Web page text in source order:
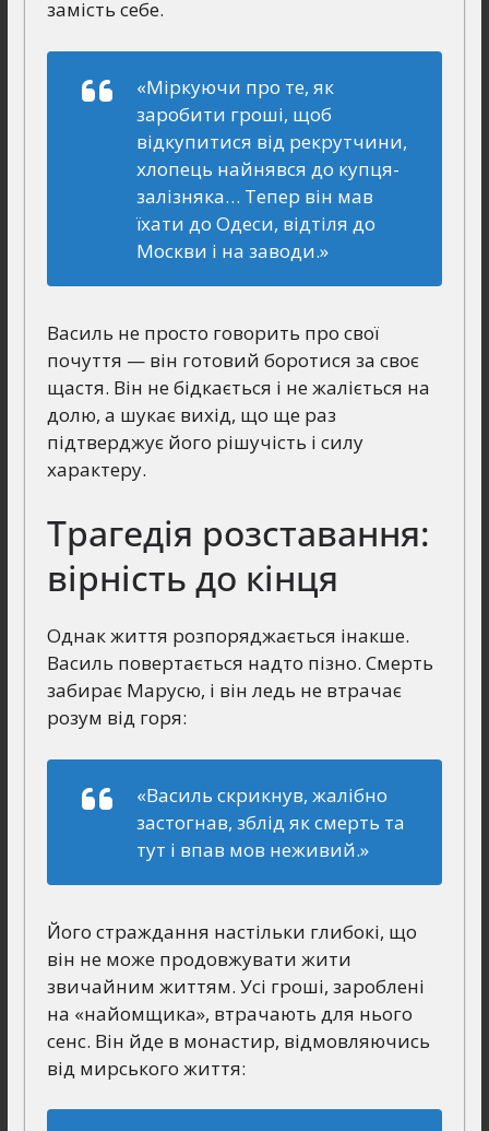
замість себе.
«Міркуючи про те, як
заробити гроші, щоб
відкупитися від рекрутчини,
хлопець найнявся до купця-
залізняка… Тепер він мав
їхати до Одеси, відтіля до
Москви і на заводи.»
Василь не просто говорить про свої
почуття — він готовий боротися за своє
щастя. Він не бідкається і не жаліється на
долю, а шукає вихід, що ще раз
підтверджує його рішучість і силу
характеру.
Трагедія розставання:
вірність до кінця
Однак життя розпоряджається інакше.
Василь повертається надто пізно. Смерть
забирає Марусю, і він ледь не втрачає
розум від горя:
«Василь скрикнув, жалібно
застогнав, зблід як смерть та
тут і впав мов неживий.»
Його страждання настільки глибокі, що
він не може продовжувати жити
звичайним життям. Усі гроші, зароблені
на «найомщика», втрачають для нього
сенс. Він йде в монастир, відмовляючись
від мирського життя: